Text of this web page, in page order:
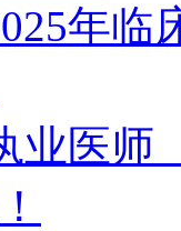
年临
业医师